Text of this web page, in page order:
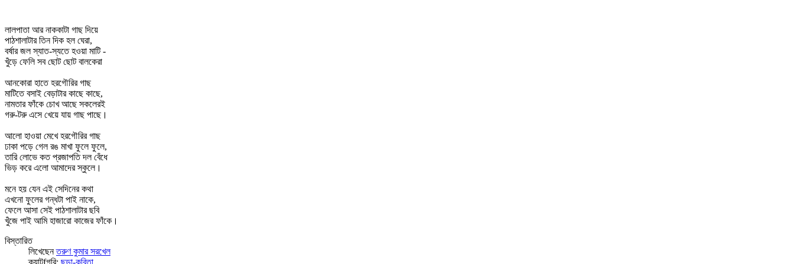
লালপাতা আর নাককাটা গাছ দিয়ে
পাঠশালাটার তিন দিক হল ঘেরা,
বর্ষার জল স্যাত-স্যতে হওয়া মাটি -
খুঁড়ে ফেলি সব ছোট ছোট বালকেরা
আনকোরা হাতে হরগৌরির গাছ
মাটিতে বসাই বেড়াটার কাছে কাছে,
নামতার ফাঁকে চোখ আছে সকলেরই
গরু-টরু এসে খেয়ে যায় গাছ পাছে।
আলো হাওয়া মেখে হরগৌরির গাছ
ঢাকা পড়ে গেল রঙ মাখা ফুলে ফুলে,
তারি লোভে কত প্রজাপতি দল বেঁধে
ভিড় করে এলো আমাদের স্কুলে।
মনে হয় যেন এই সেদিনের কথা
এখনো ফুলের গন্ধটা পাই নাকে,
ফেলে আসা সেই পাঠশালাটার ছবি
খুঁজে পাই আমি হাজারো কাজের ফাঁকে।
বিস্তারিত
লিখেছেনতরুণ কুমার সরখেল
ক্যাটfগরি: ছড়া-কবিতা